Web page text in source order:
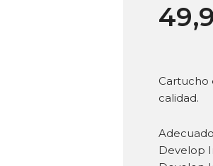
Cartucho
calidad.
Develop